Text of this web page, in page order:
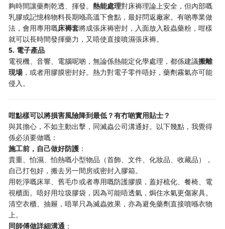
夠時間讓藥劑乾透、揮發。熱能處理對床褥理論上安全，但內部嘅
乳膠或記憶棉物料長期喺高溫下會點，最好問返廠家。有啲專業做
法，會用專用嘅床褥套將成張床褥密封，入面放入殺蟲藥粉，咁樣
就可以長時間發揮藥力，又唔使直接噴濕張床褥。
5. 電子產品
電視機、音響、電腦呢啲，無論係熱能定化學處理，都係建議搬離
現場，或者用膠膜密封好。熱力對電子零件唔好，藥劑霧氣亦可能
侵入。
咁點樣可以將損害風險降到最低？有冇啲實用貼士？
與其擔心，不如主動出擊，同滅蟲公司溝通好。以下幾點，我覺得
係必須要做嘅：
施工前，自己做好防護 ：
貴重、怕濕、怕熱嘅小型物品（首飾、文件、化妝品、收藏品），
自己打包好，搬去另一間房或密封入膠箱。
用乾淨嘅床單、舊毛巾或者專用嘅防護膠膜，蓋好梳化、餐椅、電
視櫃面。唔好用垃圾膠袋，因為可能唔透氣，焗住水氣更傷家具。
清空衣櫃、抽屜，唔單只為滅蟲效果，亦為避免藥劑直接噴喺衣物
上。
同師傅做詳細溝通 ：